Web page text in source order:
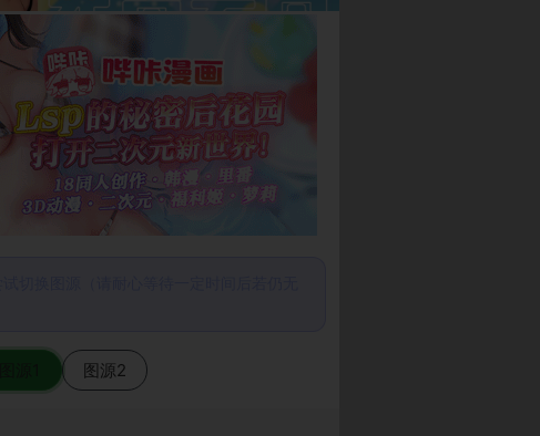
图源2